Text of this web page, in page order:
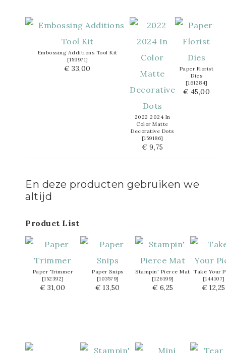
Embossing Additions Tool Kit
[159971]
€ 33,00
2022 2024 In
Color Matte
Decorative Dots
[159186]
€ 9,75
Paper Florist
Dies
[161284]
€ 45,00
En deze producten gebruiken we
altijd
Product List
Paper Trimmer
[152392]
€ 31,00
Paper Snips
[103579]
€ 13,50
Stampin' Pierce Mat
[126199]
€ 6,25
Take Your
[144107]
€ 12,25